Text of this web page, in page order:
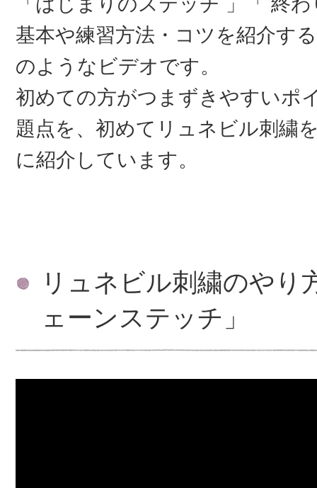
基本や練習方法・コツを紹介す
のようなビデオです。
初めての方がつまずきやすいポ
題点を、初めてリュネビル刺繍
に紹介しています。
リュネビル刺繍のや
ェーンステッチ」